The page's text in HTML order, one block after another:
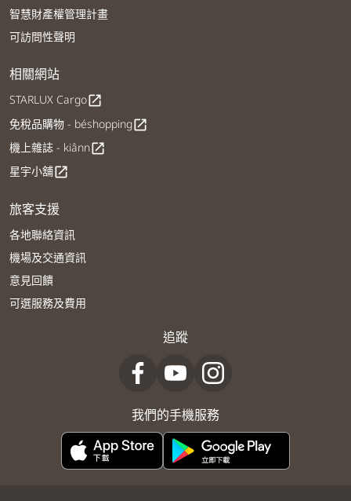
智慧財產權管理計畫
可訪問性聲明
相關網站
STARLUX Cargoopen_in_new
免稅品購物 - béshoppingopen_in_new
機上雜誌 - kiânnopen_in_new
星宇小舖open_in_new
旅客支援
各地聯絡資訊
機場及交通資訊
意見回饋
可選服務及費用
追蹤
我們的手機服務